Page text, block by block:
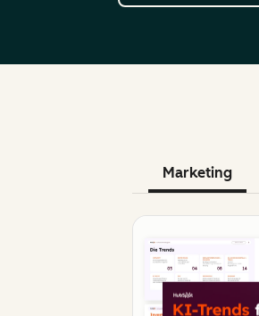
Marketing